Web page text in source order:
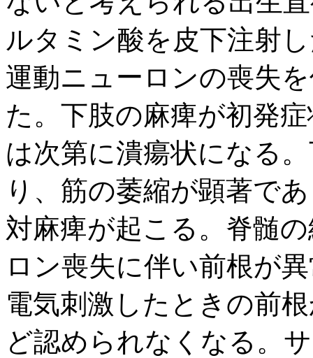
ルタミン酸を皮下注射
運動ニューロンの喪失
た。下肢の麻痺が初発
は次第に潰瘍状になる
り、筋の萎縮が顕著で
対麻痺が起こる。脊髄
ロン喪失に伴い前根が
電気刺激したときの前
ど認められなくなる。